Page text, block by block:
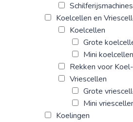
Schilferijsmachines
Koelcellen en
Koelcellen
Grote
Mini koelcellen
Rekken voor
Vriescellen
Grote
Mini
Koelingen